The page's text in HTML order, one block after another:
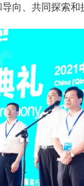
向、共同探索和